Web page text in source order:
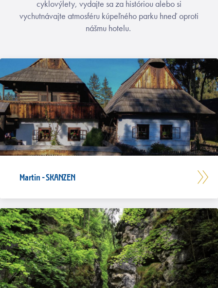
cyklovýlety, vydajte sa za históriou alebo si
vychutnávajte atmosféru kúpeľného parku hneď oproti
nášmu hotelu.
Martin - SKANZEN